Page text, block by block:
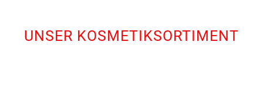
UNSER KOSMETIKSORTIMENT